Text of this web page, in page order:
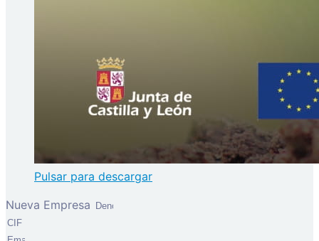
Pulsar para descargar
Nueva Empresa